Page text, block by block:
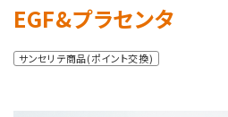
食生活・生活習慣
EGF&プラセンタ
サンセリテ商品(ポイント交換)